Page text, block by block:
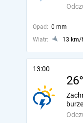
Opad: 0 mm
Wiatr:
13 km/
13:00
burze